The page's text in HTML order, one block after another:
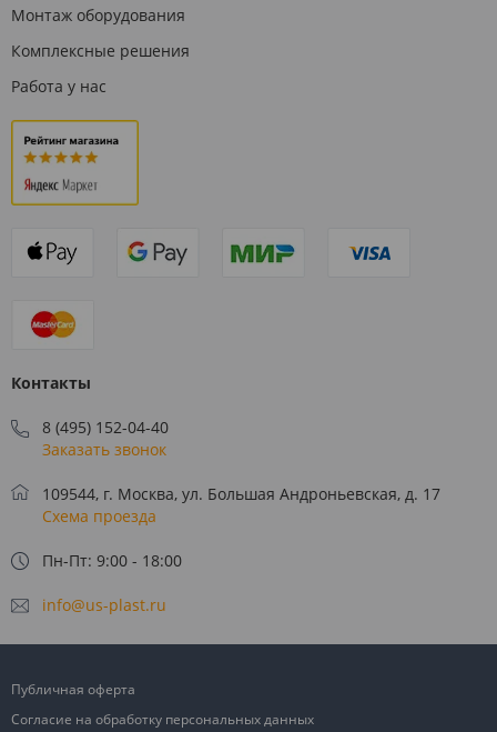
Монтаж оборудования
Комплексные решения
Работа у нас
Контакты
8 (495) 152-04-40
Заказать звонок
109544, г. Москва, ул. Большая Андроньевская, д. 17
Схема проезда
Пн-Пт: 9:00 - 18:00
info@us-plast.ru
Публичная оферта
Согласие на обработку персональных данных